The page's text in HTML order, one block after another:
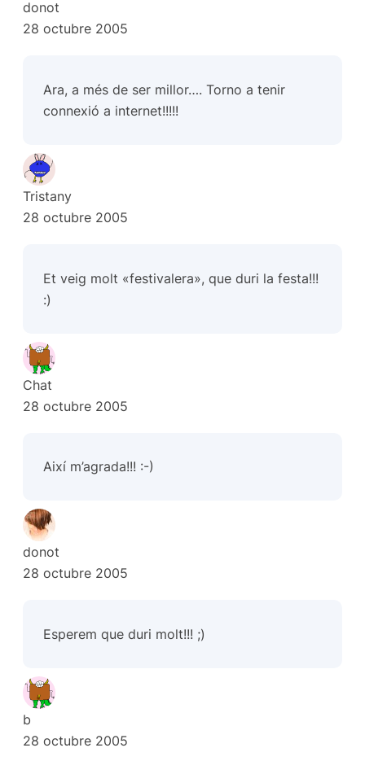
donot
28 octubre 2005
Ara, a més de ser millor…. Torno a tenir
connexió a internet!!!!!
Tristany
28 octubre 2005
Et veig molt «festivalera», que duri la festa!!!
:)
Chat
28 octubre 2005
Així m’agrada!!! :-)
donot
28 octubre 2005
Esperem que duri molt!!! ;)
b
28 octubre 2005